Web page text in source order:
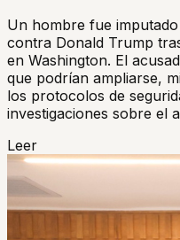
Un hombre fue
contra Donald Trump
en Washington. El
que podrían ampliarse,
los protocolos de
investigaciones sobre el
Leer